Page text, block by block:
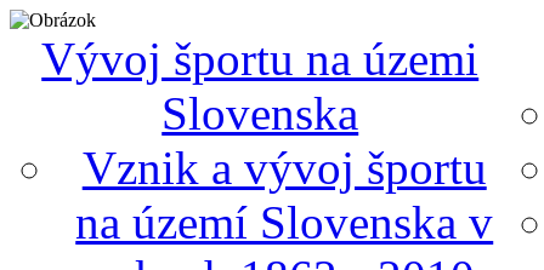
Vývoj športu na územi
Slovenska
Vznik a vývoj športu
na území Slovenska v